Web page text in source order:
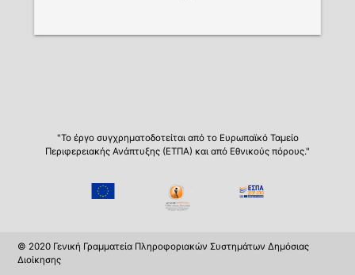
"Το έργο συγχρηματοδοτείται από το Ευρωπαϊκό Ταμείο
Περιφερειακής Ανάπτυξης (ΕΤΠΑ) και από Εθνικούς πόρους."
© 2020 Γενική Γραμματεία Πληροφοριακών Συστημάτων Δημόσιας
Διοίκησης